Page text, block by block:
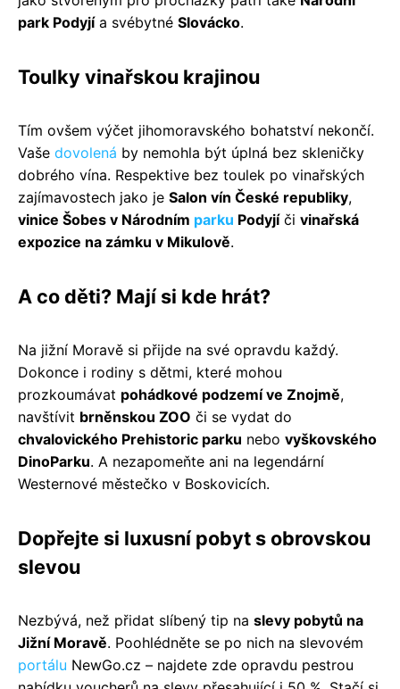
park Podyjía svébytné Slovácko.
Toulky vinařskou krajinou
Tím ovšem výčet jihomoravského bohatství nekončí.
Vaše dovolená by nemohla být úplná bez skleničky
dobrého vína. Respektive bez toulek po vinařských
zajímavostech jako je Salon vín České republiky,
vinice Šobes v Národním parku Podyjíči vinařská
expozice na zámku v Mikulově.
A co děti? Mají si kde hrát?
Na jižní Moravě si přijde na své opravdu každý.
Dokonce i rodiny s dětmi, které mohou
prozkoumávat pohádkové podzemí ve Znojmě,
navštívit brněnskou ZOO či se vydat do
chvalovického Prehistoric parku nebo vyškovského
DinoParku. A nezapomeňte ani na legendární
Westernové městečko v Boskovicích.
Dopřejte si luxusní pobyt s obrovskou
slevou
Nezbývá, než přidat slíbený tip na slevy pobytů na
Jižní Moravě. Poohlédněte se po nich na slevovém
portálu NewGo.cz – najdete zde opravdu pestrou